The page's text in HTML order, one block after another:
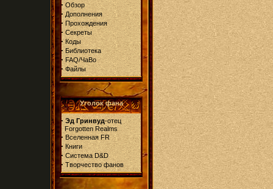
· Обзор
· Дополнения
· Прохождения
· Секреты
· Коды
· Библиотека
· FAQ/ЧаВо
· Файлы
Уголок фана
· Эд Гринвуд-отец
Forgotten Realms
· Вселенная FR
· Книги
· Система D&D
· Творчество фанов